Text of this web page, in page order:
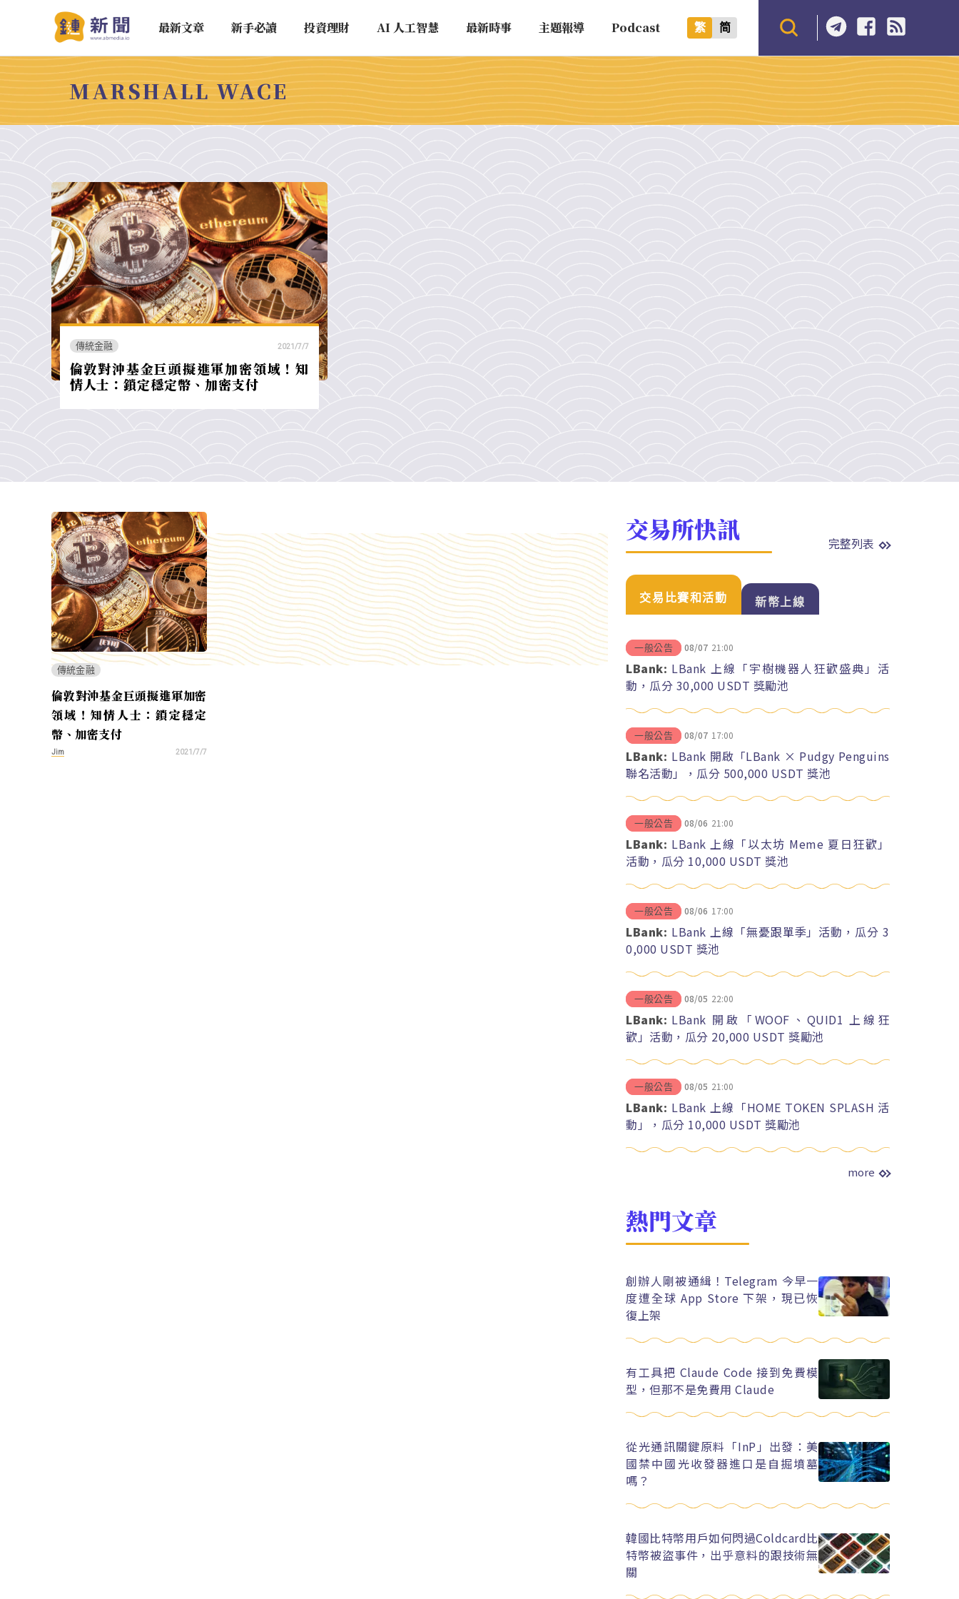
最新文章 新手必讀 投資理財 AI 人工智慧 最新時事 主題報導 Podcast 繁 简
MARSHALL WACE
傳統金融 2021/7/7
倫敦對沖基金巨頭擬進軍加密領域！知
情人士：鎖定穩定幣、加密支付
傳統金融
倫敦對沖基金巨頭擬進軍加密
領域！知情人士：鎖定穩定
幣、加密支付
Jim 2021/7/7
交易所快訊 完整列表
交易比賽和活動 新幣上線
一般公告 08/07 21:00
LBank: LBank 上線「宇樹機器人狂歡盛典」活
動，瓜分 30,000 USDT 獎勵池
一般公告 08/07 17:00
LBank: LBank 開啟「LBank × Pudgy Penguins
聯名活動」，瓜分 500,000 USDT 獎池
一般公告 08/06 21:00
LBank: LBank 上線「以太坊 Meme 夏日狂歡」
活動，瓜分 10,000 USDT 獎池
一般公告 08/06 17:00
LBank: LBank 上線「無憂跟單季」活動，瓜分 3
0,000 USDT 獎池
一般公告 08/05 22:00
LBank: LBank 開啟「WOOF、QUID1 上線狂
歡」活動，瓜分 20,000 USDT 獎勵池
一般公告 08/05 21:00
LBank: LBank 上線「HOME TOKEN SPLASH 活
動」，瓜分 10,000 USDT 獎勵池
more
熱門文章
創辦人剛被通緝！Telegram 今早一
度遭全球 App Store 下架，現已恢
復上架
有工具把 Claude Code 接到免費模
型，但那不是免費用 Claude
從光通訊關鍵原料「InP」出發：美
國禁中國光收發器進口是自掘墳墓
嗎？
韓國比特幣用戶如何閃過Coldcard比
特幣被盜事件，出乎意料的跟技術無
關